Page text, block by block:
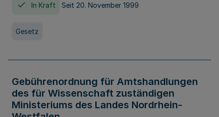
In Kraft Seit 20. November 1999
Gesetz
Gebührenordnung für Amtshandlungen
des für Wissenschaft zuständigen
Ministeriums des Landes Nordrhein-